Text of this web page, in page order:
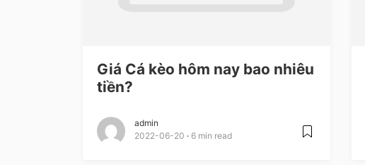
Giá Cá kèo hôm nay bao nhiêu
tiền?
admin
2022-06-20
6 min read